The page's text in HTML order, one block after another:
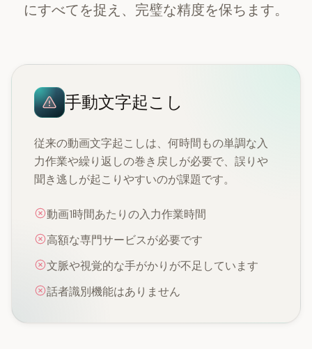
にすべてを捉え、完璧な精度を保ちます。
手動文字起こし
従来の動画文字起こしは、何時間もの単調な入
力作業や繰り返しの巻き戻しが必要で、誤りや
聞き逃しが起こりやすいのが課題です。
動画1時間あたりの入力作業時間
高額な専門サービスが必要です
文脈や視覚的な手がかりが不足しています
話者識別機能はありません